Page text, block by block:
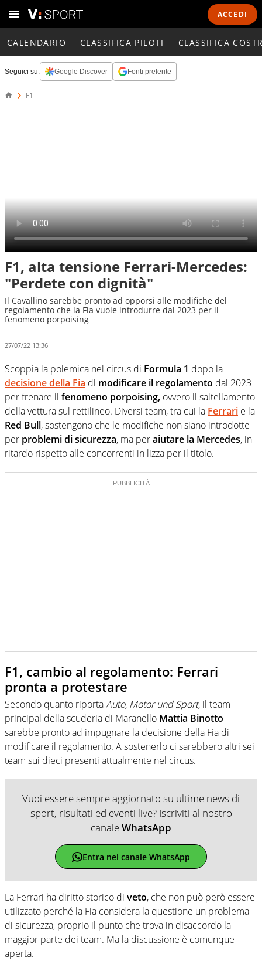
ACCEDI
CALENDARIO CLASSIFICA PILOTI CLASSIFICA
Seguici su: Google Discover Fonti preferite
F1
F1, alta tensione Ferrari-Mercedes:
"Perdete con dignità"
Il Cavallino sarebbe pronto ad opporsi alle modifiche del
regolamento che la Fia vuole introdurre dal 2023 per il
fenomeno porpoising
27/07/22 13:36
Scoppia la polemica nel circus di Formula 1 dopo la
decisione della Fia di modificare il regolamento dal 2023
per frenare il fenomeno porpoising, ovvero il saltellamento
della vettura sul rettilineo. Diversi team, tra cui la Ferrari e la
Red Bull, sostengono che le modifiche non siano introdotte
per problemi di sicurezza, ma peraiutare la Mercedes, in
ritardo rispetto alle concorrenti in lizza per il titolo.
F1, cambio al regolamento: Ferrari
pronta a protestare
Secondo quanto riportaAuto, Motor und Sport, il team
principal della scuderia di Maranello Mattia Binotto
sarebbe pronto ad impugnare la decisione della Fia di
modificare il regolamento. A sostenerlo ci sarebbero altri sei
team sui dieci presenti attualmente nel circus.
Vuoi essere sempre aggiornato su ultime news di
sport, risultati ed eventi live? Iscriviti al nostro
canaleWhatsApp
Entra nel canale WhatsApp
La Ferrari ha diritto storico di veto, che non può però essere
utilizzato perché la Fia considera la questione un problema
di sicurezza, proprio il punto che trova in disaccordo la
maggior parte dei team. Ma la discussione è comunque
aperta.